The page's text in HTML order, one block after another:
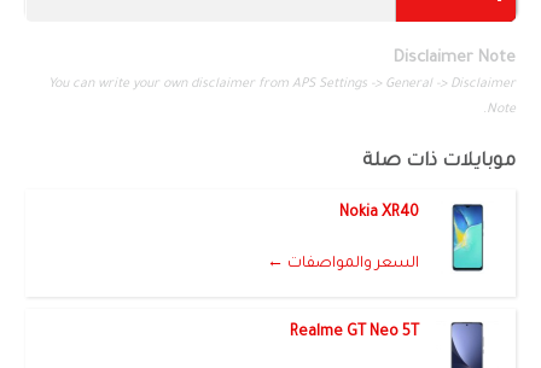
Disclaimer Note
You can write your own disclaimer from APS Settings -> General -> Disclaimer
Note.
موبايلات ذات صلة
Nokia XR40
السعر والمواصفات ←
Realme GT Neo 5T